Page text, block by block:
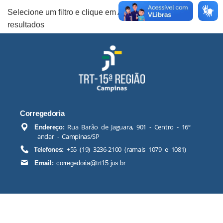
Selecione um filtro e clique em Aplicar para ver os
resultados
Corregedoria
Endereço: Rua Barão de Jaguara, 901 - Centro - 16º
andar - Campinas/SP
Telefones: +55 (19) 3236-2100 (ramais 1079 e 1081)
Email: corregedoria@trt15.jus.br